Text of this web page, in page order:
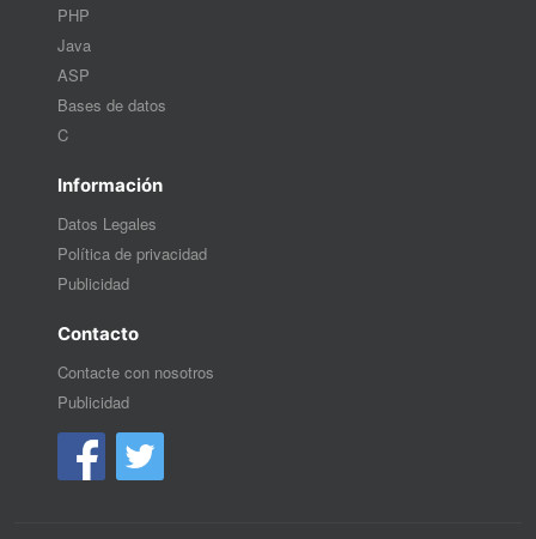
PHP
Java
ASP
Bases de datos
C
Información
Datos Legales
Política de privacidad
Publicidad
Contacto
Contacte con nosotros
Publicidad